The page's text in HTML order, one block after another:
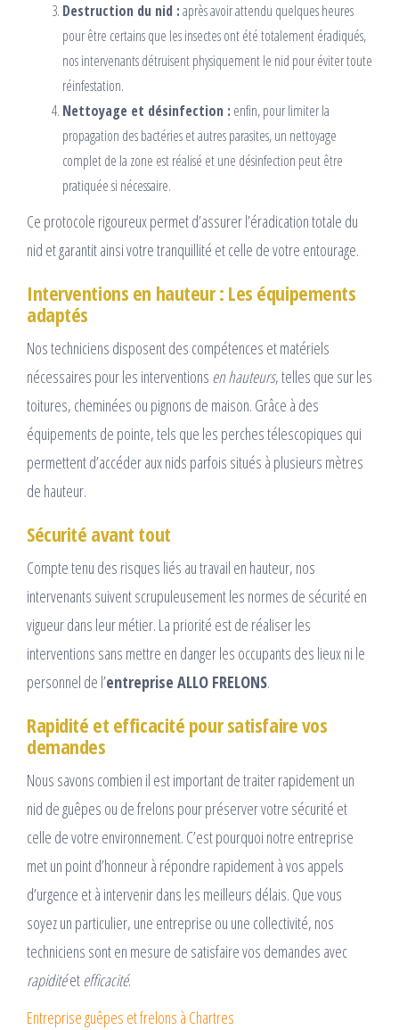
Destruction du nid :après avoir attendu quelques heures
pour être certains que les insectes ont été totalement éradiqués,
nos intervenants détruisent physiquement le nid pour éviter toute
réinfestation.
Nettoyage et désinfection : enfin, pour limiter la
propagation des bactéries et autres parasites, un nettoyage
complet de la zone est réalisé et une désinfection peut être
pratiquée si nécessaire.
Ce protocole rigoureux permet d’assurer l’éradication totale du
nid et garantit ainsi votre tranquillité et celle de votre entourage.
Interventions en hauteur : Les équipements
adaptés
Nos techniciens disposent des compétences et matériels
nécessaires pour les interventions en hauteurs, telles que sur les
toitures, cheminées ou pignons de maison. Grâce à des
équipements de pointe, tels que les perches télescopiques qui
permettent d’accéder aux nids parfois situés à plusieurs mètres
de hauteur.
Sécurité avant tout
Compte tenu des risques liés au travail en hauteur, nos
intervenants suivent scrupuleusement les normes de sécurité en
vigueur dans leur métier. La priorité est de réaliser les
interventions sans mettre en danger les occupants des lieux ni le
personnel de l’entreprise ALLO FRELONS.
Rapidité et efficacité pour satisfaire vos
demandes
Nous savons combien il est important de traiter rapidement un
nid de guêpes ou de frelons pour préserver votre sécurité et
celle de votre environnement. C’est pourquoi notre entreprise
met un point d’honneur à répondre rapidement à vos appels
d’urgence et à intervenir dans les meilleurs délais. Que vous
soyez un particulier, une entreprise ou une collectivité, nos
techniciens sont en mesure de satisfaire vos demandes avec
rapiditéetefficacité.
Entreprise guêpes et frelons à Chartres